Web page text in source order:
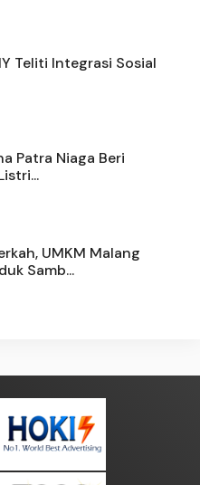
Teliti Integrasi Sosial
Patra Niaga Beri
UMKM Malang
Samb...